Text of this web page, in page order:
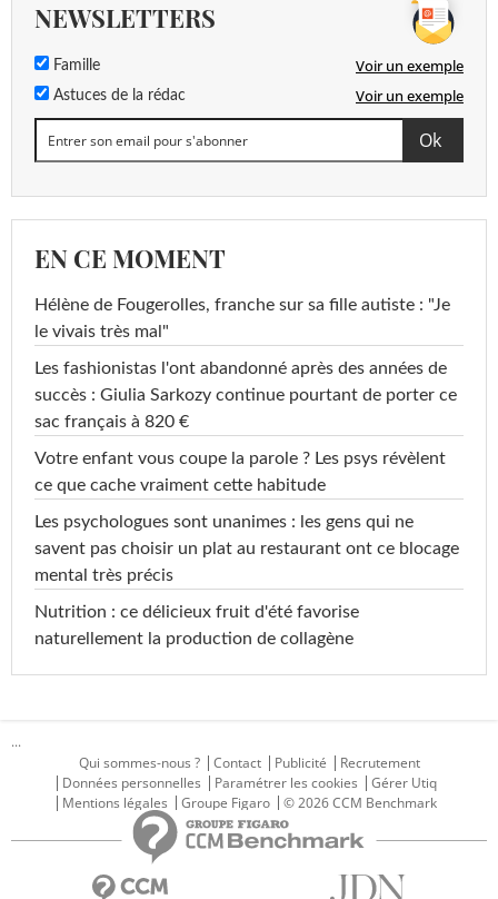
NEWSLETTERS
Famille Voir un exemple
Astuces de la rédac Voir un exemple
EN CE MOMENT
Hélène de Fougerolles, franche sur sa fille autiste : "Je
le vivais très mal"
Les fashionistas l'ont abandonné après des années de
succès : Giulia Sarkozy continue pourtant de porter ce
sac français à 820 €
Votre enfant vous coupe la parole ? Les psys révèlent
ce que cache vraiment cette habitude
Les psychologues sont unanimes : les gens qui ne
savent pas choisir un plat au restaurant ont ce blocage
mental très précis
Nutrition : ce délicieux fruit d'été favorise
naturellement la production de collagène
...
Qui sommes-nous ?
Contact Publicité
Recrutement
Données personnelles
Paramétrer les cookies
Gérer Utiq
Mentions légales
Groupe Figaro © 2026 CCM Benchmark